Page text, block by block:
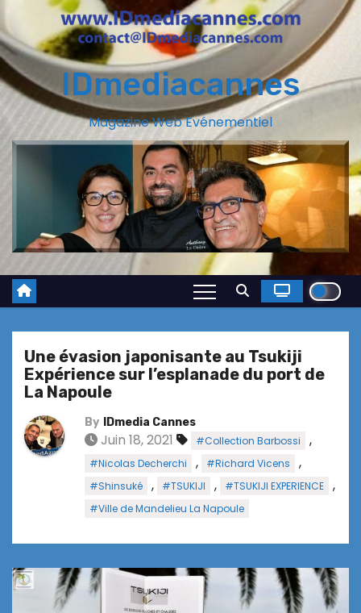
IDmediacannes
Magazine Web Evénementiel
Une évasion japonisante au Tsukiji
Expérience sur l’esplanade du port de
La Napoule
By IDmedia Cannes
Juin 18, 2021 #Collection Barbossi ,
#Nicolas Decherchi , #Richard Vicens ,
#Shinsuké , #TSUKIJI , #TSUKIJI EXPERIENCE ,
#Ville de Mandelieu La Napoule